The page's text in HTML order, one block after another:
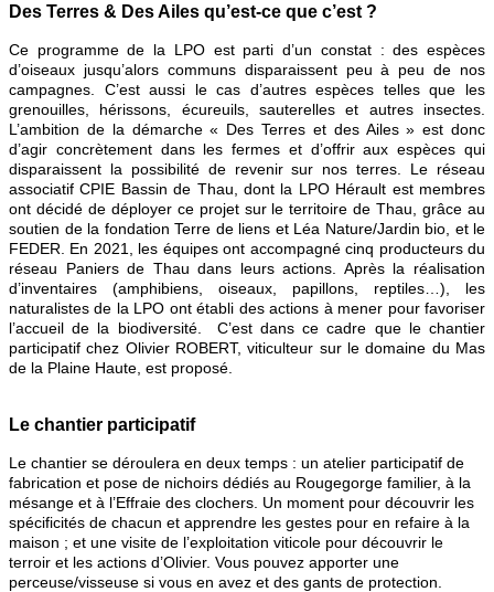
Des Terres & Des Ailes qu’est-ce que c’est ?
Ce programme de la LPO est parti d’un constat : des espèces
d’oiseaux jusqu’alors communs disparaissent peu à peu de nos
campagnes. C’est aussi le cas d’autres espèces telles que les
grenouilles, hérissons, écureuils, sauterelles et autres insectes.
L’ambition de la démarche « Des Terres et des Ailes » est donc
d’agir concrètement dans les fermes et d’offrir aux espèces qui
disparaissent la possibilité de revenir sur nos terres. Le réseau
associatif CPIE Bassin de Thau, dont la LPO Hérault est membres
ont décidé de déployer ce projet sur le territoire de Thau, grâce au
soutien de la fondation Terre de liens et Léa Nature/Jardin bio, et le
FEDER. En 2021, les équipes ont accompagné cinq producteurs du
réseau Paniers de Thau dans leurs actions. Après la réalisation
d’inventaires (amphibiens, oiseaux, papillons, reptiles…), les
naturalistes de la LPO ont établi des actions à mener pour favoriser
l’accueil de la biodiversité. C’est dans ce cadre que le chantier
participatif chez Olivier ROBERT, viticulteur sur le domaine du Mas
de la Plaine Haute, est proposé.
Le chantier participatif
Le chantier se déroulera en deux temps : un atelier participatif de
fabrication et pose de nichoirs dédiés au Rougegorge familier, à la
mésange et à l’Effraie des clochers. Un moment pour découvrir les
spécificités de chacun et apprendre les gestes pour en refaire à la
maison ; et une visite de l’exploitation viticole pour découvrir le
terroir et les actions d’Olivier. Vous pouvez apporter une
perceuse/visseuse si vous en avez et des gants de protection.